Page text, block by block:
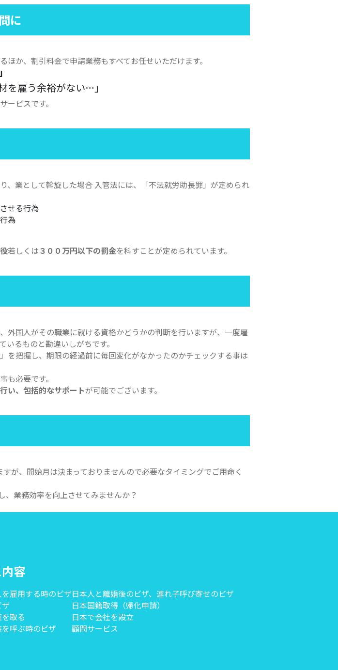
に
か、割引料金で申請業務もすべてお任せいただけます。
を雇う余裕がない…」
ービスです。
業として斡旋した場合 入管法には、「不法就労助長罪」が定められ
せる行為
為
若しくは３００万円以下の罰金を科すことが定められています。
外国人がその職業に就ける資格かどうかの判断を行いますが、一度雇
るものと勘違いしがちです。
を把握し、期限の経過前に毎回変化がなかったのかチェックする事は
も必要です。
い、包括的なサポートが可能でございます。
が、開始月は決まっておりませんので必要なタイミングでご用命く
業務効率を向上させてみませんか？
容
雇用する時のビザ
取る
呼ぶ時のビザ
日本人と離婚後のビザ、連れ子呼び寄せのビザ
日本国籍取得（帰化申請）
日本で会社を設立
顧問サービス